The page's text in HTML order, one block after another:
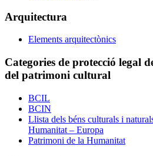
Arquitectura
Elements arquitectònics
Categories de protecció legal
del patrimoni cultural
BCIL
BCIN
Llista dels béns culturals i
Humanitat – Europa
Patrimoni de la Humanitat